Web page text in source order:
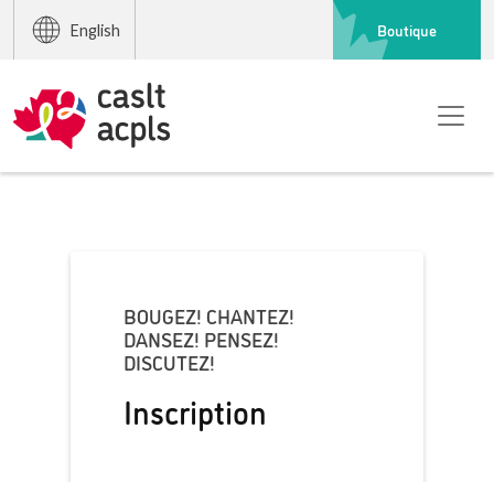
English Boutique
BOUGEZ! CHANTEZ!
DANSEZ! PENSEZ!
DISCUTEZ!
Inscription